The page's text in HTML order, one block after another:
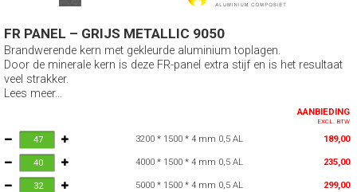
FR PANEL – GRIJS METALLIC 9050
Brandwerende kern met gekleurde aluminium toplagen.
Door de minerale kern is deze FR-panel extra stijf en is het resultaat
veel strakker.
Lees meer...
AANBIEDING
EXCL. BTW
3200 * 1500 * 4 mm 0,5 AL 189,00
4000 * 1500 * 4 mm 0,5 AL 235,00
5000 * 1500 * 4 mm 0,5 AL 299,00